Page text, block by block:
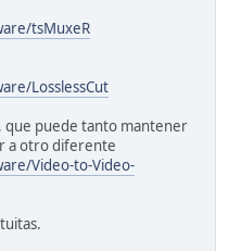
tsMuxeR
LosslessCut
que puede tanto mantener
a otro diferente
Video-to-Video-